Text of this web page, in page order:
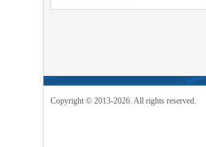
Copyright © 2013-2026. All rights reserved.